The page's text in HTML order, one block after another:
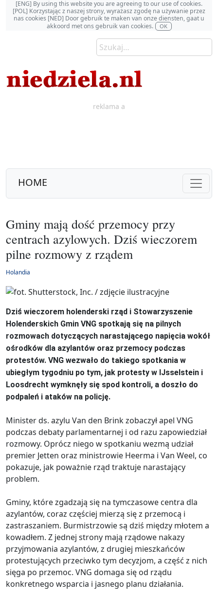
[ENG] By using this website you are agreeing to our use of cookies.
[POL] Korzystając z naszej strony, wyrażasz zgodę na używanie przez
nas cookies [NED] Door gebruik te maken van onze diensten, gaat u
akkoord met ons gebruik van cookies.
OK
reklama a
HOME
Gminy mają dość przemocy przy
centrach azylowych. Dziś wieczorem
pilne rozmowy z rządem
Holandia
Dziś wieczorem holenderski rząd i Stowarzyszenie
Holenderskich Gmin VNG spotkają się na pilnych
rozmowach dotyczących narastającego napięcia wokół
ośrodków dla azylantów oraz przemocy podczas
protestów. VNG wezwało do takiego spotkania w
ubiegłym tygodniu po tym, jak protesty w IJsselstein i
Loosdrecht wymknęły się spod kontroli, a doszło do
podpaleń i ataków na policję.
Minister ds. azylu Van den Brink zobaczył apel VNG
podczas debaty parlamentarnej i od razu zapowiedział
rozmowy. Oprócz niego w spotkaniu wezmą udział
premier Jetten oraz ministrowie Heerma i Van Weel, co
pokazuje, jak poważnie rząd traktuje narastający
problem.
Gminy, które zgadzają się na tymczasowe centra dla
azylantów, coraz częściej mierzą się z przemocą i
zastraszaniem. Burmistrzowie są dziś między młotem a
kowadłem. Z jednej strony mają rządowe nakazy
przyjmowania azylantów, z drugiej mieszkańców
protestujących przeciwko tym decyzjom, a część z nich
sięga po przemoc. VNG domaga się od rządu
konkretnego wsparcia i jasnego planu działania.